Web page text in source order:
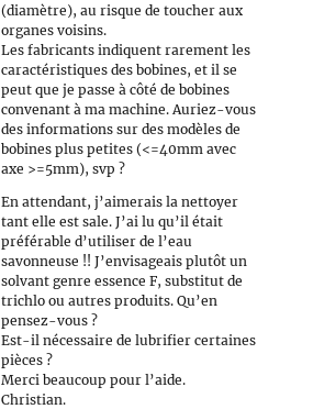
(diamètre), au risque de toucher aux
organes voisins.
Les fabricants indiquent rarement les
caractéristiques des bobines, et il se
peut que je passe à côté de bobines
convenant à ma machine. Auriez-vous
des informations sur des modèles de
bobines plus petites (<=40mm avec
axe >=5mm), svp ?
En attendant, j’aimerais la nettoyer
tant elle est sale. J’ai lu qu’il était
préférable d’utiliser de l’eau
savonneuse !! J’envisageais plutôt un
solvant genre essence F, substitut de
trichlo ou autres produits. Qu’en
pensez-vous ?
Est-il nécessaire de lubrifier certaines
pièces ?
Merci beaucoup pour l’aide.
Christian.